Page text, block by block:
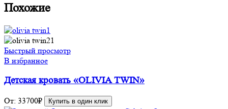
Похожие
Быстрый просмотр
В избранное
Детская кровать «OLIVIA TWIN»
От: 33700₽ Купить в один клик